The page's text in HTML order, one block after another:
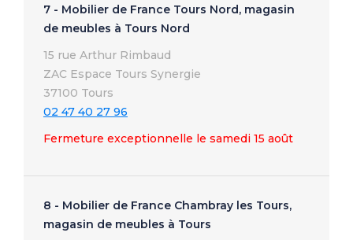
7 - Mobilier de France Tours Nord, magasin
de meubles à Tours Nord
15 rue Arthur Rimbaud
ZAC Espace Tours Synergie
37100 Tours
02 47 40 27 96
Fermeture exceptionnelle le samedi 15 août
8 - Mobilier de France Chambray les Tours,
magasin de meubles à Tours